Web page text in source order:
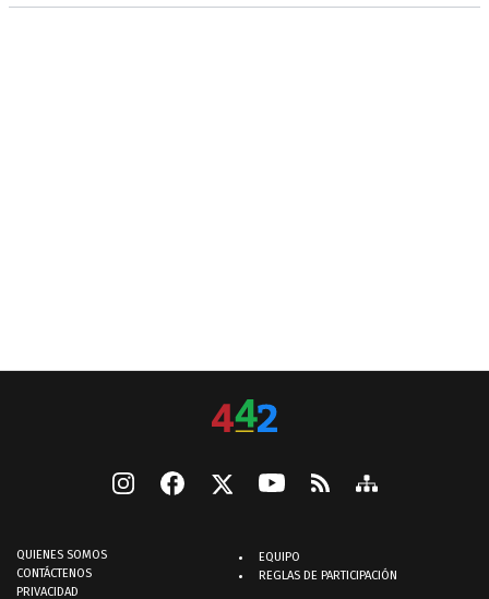
QUIENES SOMOS
CONTÁCTENOS
PRIVACIDAD
EQUIPO
REGLAS DE PARTICIPACIÓN